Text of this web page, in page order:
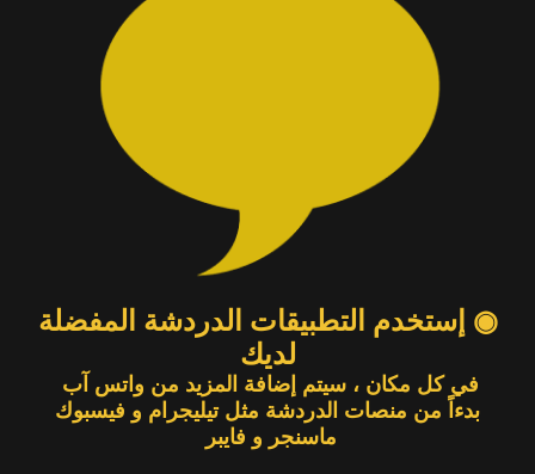
◉ إستخدم التطبيقات الدردشة المفضلة
لديك
في كل مكان ، سيتم إضافة المزيد من واتس آب
بدءاً من منصات الدردشة مثل تيليجرام و فيسبوك
ماسنجر و فايبر